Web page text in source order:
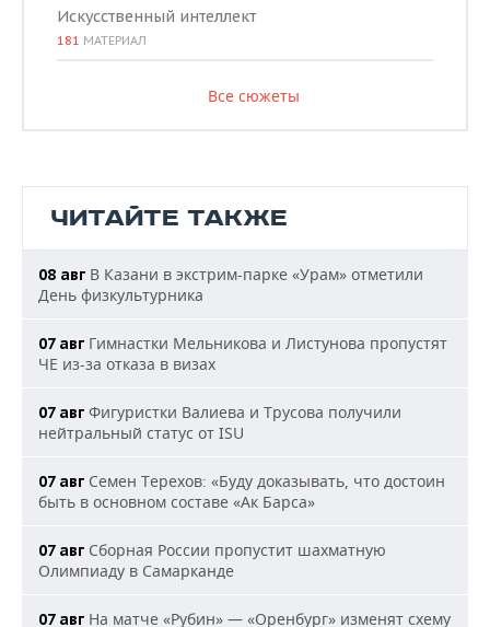
Искусственный интеллект
181 МАТЕРИАЛ
Все сюжеты
ЧИТАЙТЕ ТАКЖЕ
08 авг В Казани в экстрим-парке «Урам» отметили
День физкультурника
07 авг Гимнастки Мельникова и Листунова пропустят
ЧЕ из-за отказа в визах
07 авг Фигуристки Валиева и Трусова получили
нейтральный статус от ISU
07 авг Семен Терехов: «Буду доказывать, что достоин
быть в основном составе «Ак Барса»
07 авг Сборная России пропустит шахматную
Олимпиаду в Самарканде
07 авг На матче «Рубин» — «Оренбург» изменят схему